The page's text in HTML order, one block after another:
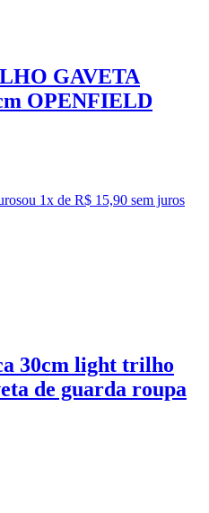
GAVETA
OPENFIELD
ou 1x de R$ 15,90 sem juros
30cm light trilho
de guarda roupa